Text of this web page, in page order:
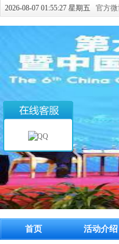
2026-08-07 01:55:28 星期五 官方
首页 活动介绍